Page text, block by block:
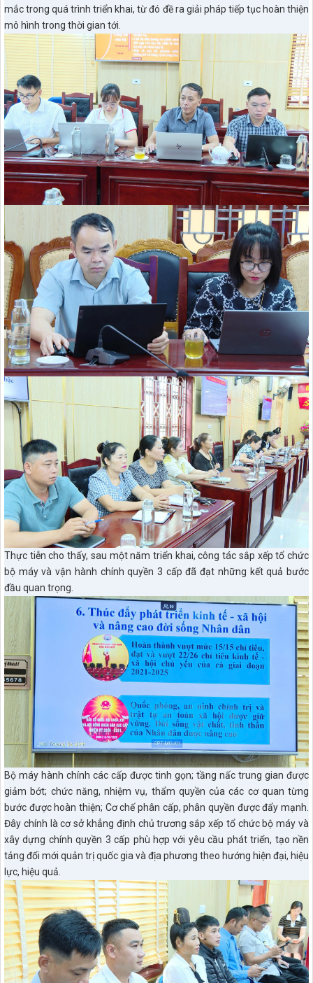
mắc trong quá trình triển khai, từ đó đề ra giải pháp tiếp tục hoàn thiện
mô hình trong thời gian tới.
Thực tiễn cho thấy, sau một năm triển khai, công tác sắp xếp tổ chức
bộ máy và vận hành chính quyền 3 cấp đã đạt những kết quả bước
đầu quan trọng.
Bộ máy hành chính các cấp được tinh gọn; tầng nấc trung gian được
giảm bớt; chức năng, nhiệm vụ, thẩm quyền của các cơ quan từng
bước được hoàn thiện; Cơ chế phân cấp, phân quyền được đẩy mạnh.
Đây chính là cơ sở khẳng định chủ trương sắp xếp tổ chức bộ máy và
xây dựng chính quyền 3 cấp phù hợp với yêu cầu phát triển, tạo nền
tảng đổi mới quản trị quốc gia và địa phương theo hướng hiện đại, hiệu
lực, hiệu quả.